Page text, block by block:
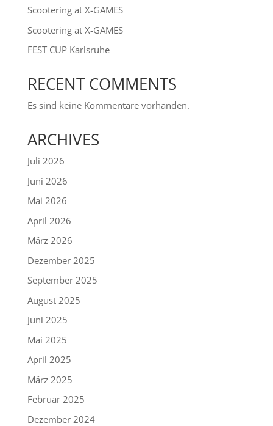
Scootering at X-GAMES
Scootering at X-GAMES
FEST CUP Karlsruhe
RECENT COMMENTS
Es sind keine Kommentare vorhanden.
ARCHIVES
Juli 2026
Juni 2026
Mai 2026
April 2026
März 2026
Dezember 2025
September 2025
August 2025
Juni 2025
Mai 2025
April 2025
März 2025
Februar 2025
Dezember 2024